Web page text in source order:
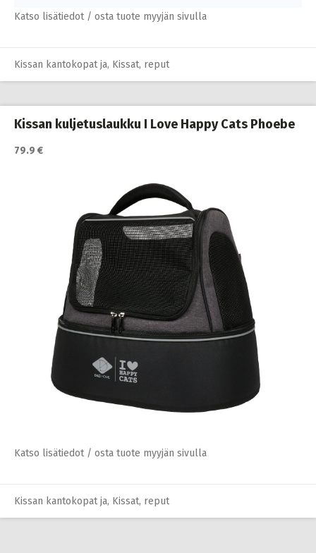
Katso lisätiedot / osta tuote myyjän sivulla
Kissan kantokopat ja, Kissat, reput
Kissan kuljetuslaukku I Love Happy Cats Phoebe
79.9 €
Katso lisätiedot / osta tuote myyjän sivulla
Kissan kantokopat ja, Kissat, reput